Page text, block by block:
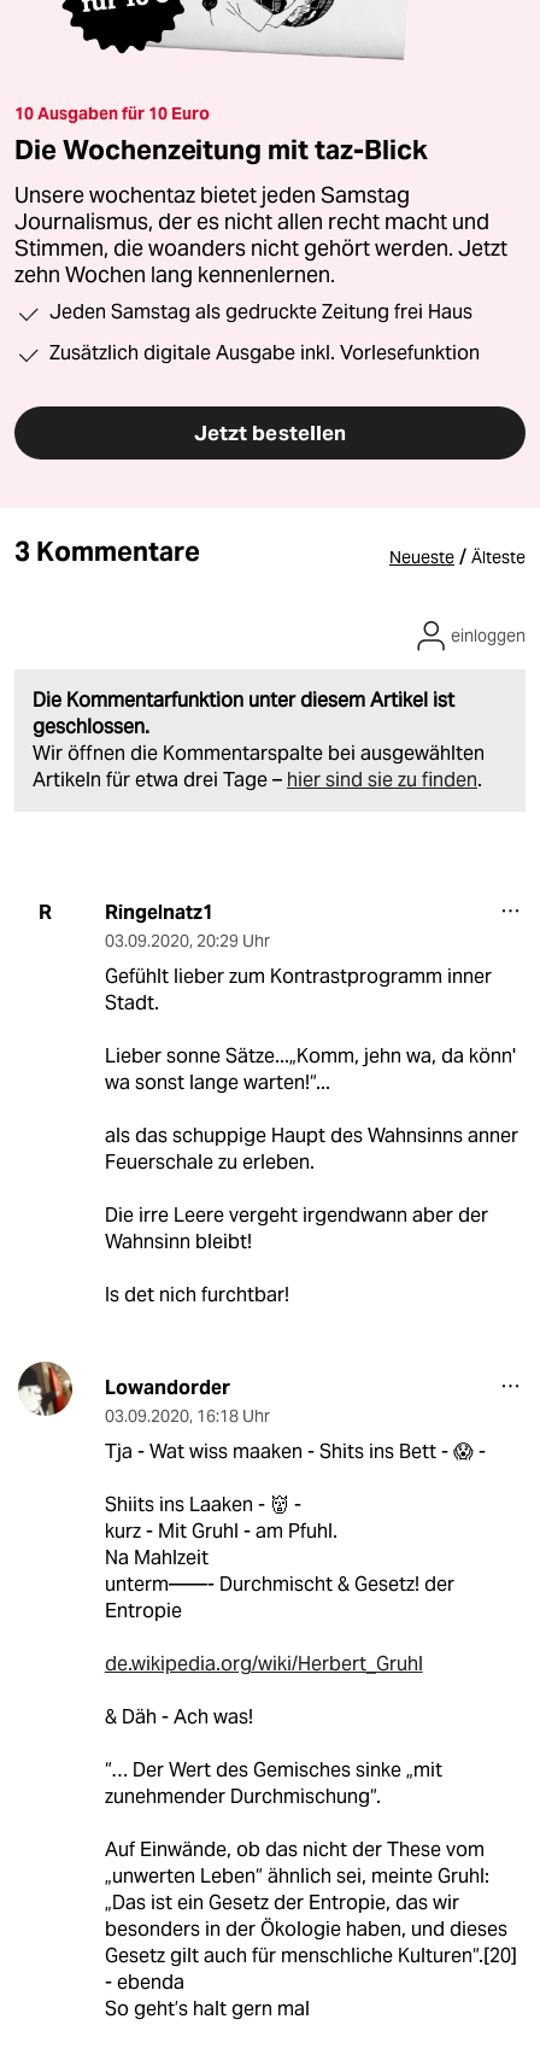
10 Ausgaben für 10 Euro
Die Wochenzeitung mit taz-Blick
Unsere wochentaz bietet jeden Samstag
Journalismus, der es nicht allen recht macht und
Stimmen, die woanders nicht gehört werden. Jetzt
zehn Wochen lang kennenlernen.
Jeden Samstag als gedruckte Zeitung frei Haus
Zusätzlich digitale Ausgabe inkl. Vorlesefunktion
Jetzt bestellen
3 Kommentare Neueste / Älteste
Die Kommentarfunktion unter diesem Artikel ist
geschlossen.
Wir öffnen die Kommentarspalte bei ausgewählten
Artikeln für etwa drei Tage – hier sind sie zu finden.
einloggen
R Ringelnatz1
03.09.2020, 20:29 Uhr
Gefühlt lieber zum Kontrastprogramm inner
Stadt.
Lieber sonne Sätze...„Komm, jehn wa, da könn'
wa sonst lange warten!“...
als das schuppige Haupt des Wahnsinns anner
Feuerschale zu erleben.
Die irre Leere vergeht irgendwann aber der
Wahnsinn bleibt!
Is det nich furchtbar!
Lowandorder
03.09.2020, 16:18 Uhr
Tja - Wat wiss maaken - Shits ins Bett - 😱 -
Shiits ins Laaken - 👹 -
kurz - Mit Gruhl - am Pfuhl.
Na Mahlzeit
unterm——- Durchmischt & Gesetz! der
Entropie
de.wikipedia.org/wiki/Herbert_Gruhl
& Däh - Ach was!
“… Der Wert des Gemisches sinke „mit
zunehmender Durchmischung“.
Auf Einwände, ob das nicht der These vom
„unwerten Leben“ ähnlich sei, meinte Gruhl:
„Das ist ein Gesetz der Entropie, das wir
besonders in der Ökologie haben, und dieses
Gesetz gilt auch für menschliche Kulturen“.[20]
- ebenda
So geht’s halt gern mal